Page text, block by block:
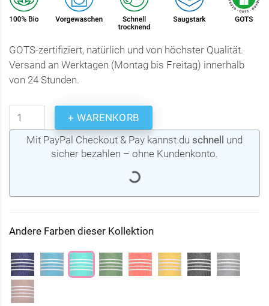
GOTS-zertifiziert, natürlich und von höchster Qualität.
Versand an Werktagen (Montag bis Freitag) innerhalb
von 24 Stunden.
+ WARENKORB
Mit PayPal Checkout & Pay kannst du schnell
und
sicher bezahlen – ohne Kundenkonto.
Andere Farben dieser Kollektion